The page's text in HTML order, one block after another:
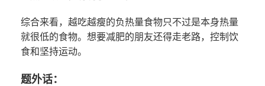
综合来看，越吃越瘦的负热量食物只不过是本身热量
就很低的食物。想要减肥的朋友还得走老路，控制饮
食和坚持运动。
题外话：